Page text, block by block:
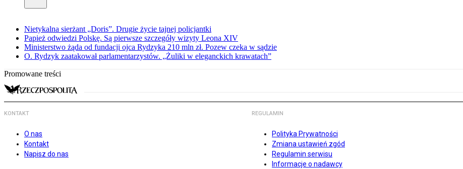
Nietykalna sierżant „Doris”. Drugie życie tajnej policjantki
Papież odwiedzi Polskę. Są pierwsze szczegóły wizyty Leona XIV
Ministerstwo żąda od fundacji ojca Rydzyka 210 mln zł. Pozew czeka w sądzie
O. Rydzyk zaatakował parlamentarzystów. „Żuliki w eleganckich krawatach”
Promowane treści
KONTAKT
O nas
Kontakt
Napisz do nas
REGULAMIN
Polityka Prywatności
Zmiana ustawień zgód
Regulamin serwisu
Informacje o nadawcy